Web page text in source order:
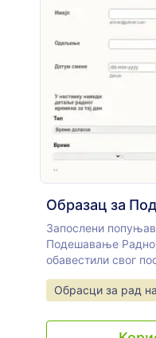
Запослени
Подешавање
обавестили свог
распореда у
времена или су
за Подешавање
Go to Category:
Обрасци за рад